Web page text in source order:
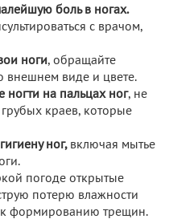
боль в ногах.
с врачом,
ноги, обращайте
внешнем виде и цвете.
ногти на пальцах ног, не
грубых краев, которые
ног,включая мытье
погоде открытые
потерю влажности
к формированию трещин.